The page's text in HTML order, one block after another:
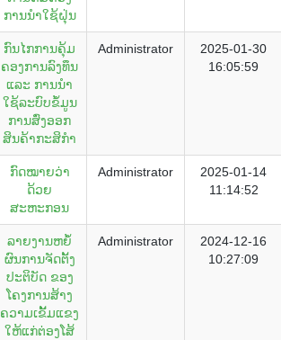
ການນຳໃຊ້ຝຸ່ນ
ກົນໄກການຄຸ້ມ
ຄອງການລົງທຶນ
ແລະ ການນຳ
ໃຊ້ລະບົບຂໍ້ມູນ
ການສົ່ງອອກ
ສິນຄ້າກະສິກຳ
Administrator
2025-01-30
16:05:59
ກົດໝາຍວ່າ
ດ້ວຍ
ສະຫະກອນ
Administrator
2025-01-14
11:14:52
ລາຍງານຫຍໍ້
ຜົນການຈັດຕັ້ງ
ປະຕິບັດ ຂອງ
ໂຄງການສ້າງ
ຄວາມເຂັັ້ມແຂງ
ໃຫ້ແກ່ຕ່ອງໂສ້
Administrator
2024-12-16
10:27:09